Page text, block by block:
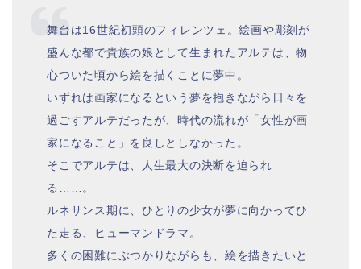
舞台は16世紀初頭のフィレンツェ。絵画や彫刻が
盛んな都で貴族の娘として生まれたアルテは、物
心ついた頃から絵を描くことに夢中。
いずれは画家になるという夢を抱きながら日々を
過ごすアルテだったが、時代の流れが「女性が画
家になること」を良しとしなかった。
そこでアルテは、人生最大の決断を迫られ
る……。
ルネサンス期に、ひとりの少女が夢に向かってひ
た走る、ヒューマンドラマ。
多くの困難にぶつかりながらも、絵を描きたいと